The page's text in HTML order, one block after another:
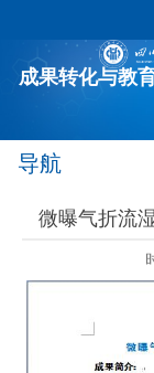
成果转化与教
导航
微曝气折流